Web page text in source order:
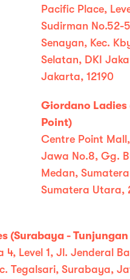
Pacific Place,
Sudirman No.52-
Senayan, Kec.
Selatan, DKI
Jakarta, 12190
Giordano Ladies
Point)
Centre Point
Jawa No.8, Gg.
Medan,
Sumatera Utara,
(Surabaya - Tunjungan
4, Level 1, Jl. Jenderal
Tegalsari, Surabaya,